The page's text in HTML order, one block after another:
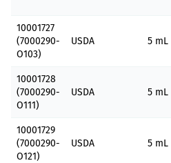
10001727
(7000290-
O103)
USDA 5 mL
10001728
(7000290-
O111)
USDA 5 mL
10001729
(7000290-
O121)
USDA 5 mL